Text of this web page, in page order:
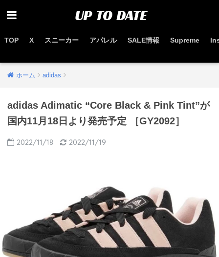
TOP X スニーカー アパレル SALE情報 Supreme
ホーム adidas
adidas Adimatic “Core Black & Pink Tint”が
国内11月18日より発売予定 ［GY2092］
2022/11/18 2022/11/19